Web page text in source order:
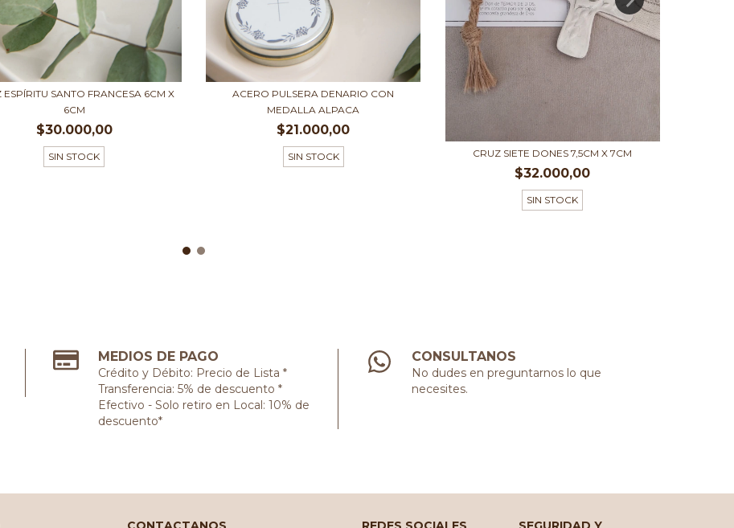
ESPÍRITU SANTO FRANCESA 6CM X
6CM
$30.000,00
SIN STOCK
ACERO PULSERA DENARIO CON
MEDALLA ALPACA
$21.000,00
SIN STOCK CRUZ SIETE DONES 7,5CM X 7CM
$32.000,00
SIN STOCK
MEDIOS DE PAGO
Crédito y Débito: Precio de Lista *
Transferencia: 5% de descuento *
Efectivo - Solo retiro en Local: 10% de
descuento*
CONSULTANOS
No dudes en preguntarnos lo que
necesites.